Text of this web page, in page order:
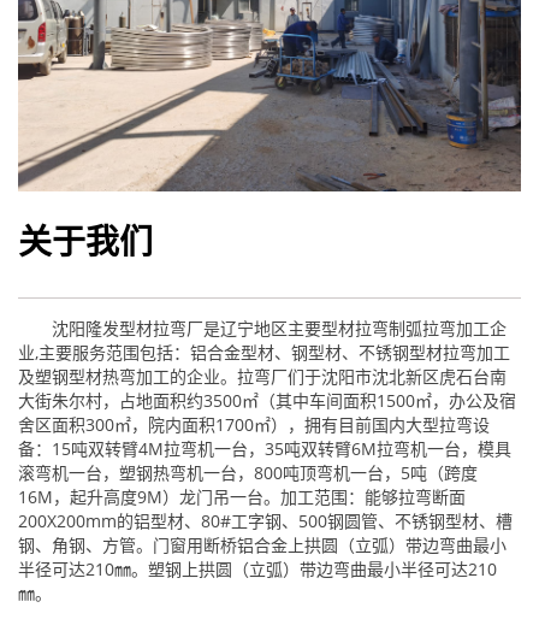
关于我们
沈阳隆发型材拉弯厂是辽宁地区主要型材拉弯制弧拉弯加工企
业,主要服务范围包括：铝合金型材、钢型材、不锈钢型材拉弯加工
及塑钢型材热弯加工的企业。拉弯厂们于沈阳市沈北新区虎石台南
大街朱尔村，占地面积约3500㎡（其中车间面积1500㎡，办公及宿
舍区面积300㎡，院内面积1700㎡），拥有目前国内大型拉弯设
备：15吨双转臂4M拉弯机一台，35吨双转臂6M拉弯机一台，模具
滚弯机一台，塑钢热弯机一台，800吨顶弯机一台，5吨（跨度
16M，起升高度9M）龙门吊一台。加工范围：能够拉弯断面
200X200mm的铝型材、80#工字钢、500钢圆管、不锈钢型材、槽
钢、角钢、方管。门窗用断桥铝合金上拱圆（立弧）带边弯曲最小
半径可达210㎜。塑钢上拱圆（立弧）带边弯曲最小半径可达210
㎜。